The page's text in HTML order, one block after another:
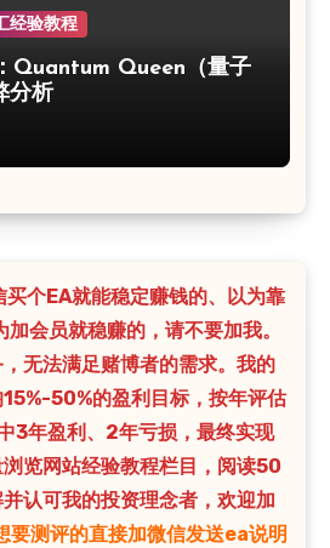
经验教程
Quantum Queen（量子
分析
个EA就能稳定赚钱的、以为靠
会员就稳赚的，请不要加我。
无法满足赌博者的需求。我的
50%的盈利目标，按年评估
3年盈利、2年亏损，最终实现
览网站经验教程栏目，阅读50
认可我的投资理念者，欢迎加
要测评的直接加微信发送ea说明